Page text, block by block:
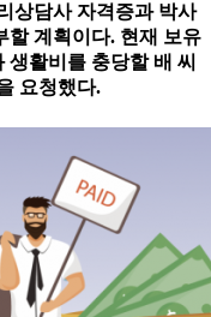
상담사 자격증과 박사
할 계획이다. 현재 보유
활비를 충당할 배 씨
요청했다.